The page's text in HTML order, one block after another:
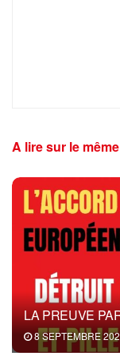
A lire sur le
LA PREUVE
8 SEPTEMBRE